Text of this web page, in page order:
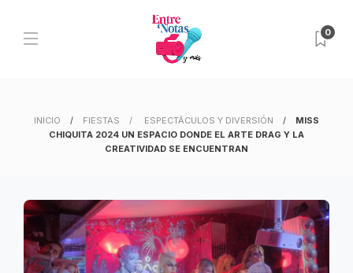
0
INICIO FIESTAS ESPECTÁCULOS Y DIVERSIÓN
MISS
CHIQUITA 2024 UN ESPACIO DONDE EL ARTE DRAG Y LA
CREATIVIDAD SE ENCUENTRAN